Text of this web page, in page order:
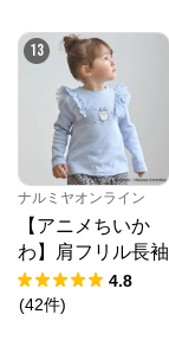
13
ナルミヤオンライン
【アニメちいか
わ】肩フリル長袖
Tシャツ
4.8
(42件)